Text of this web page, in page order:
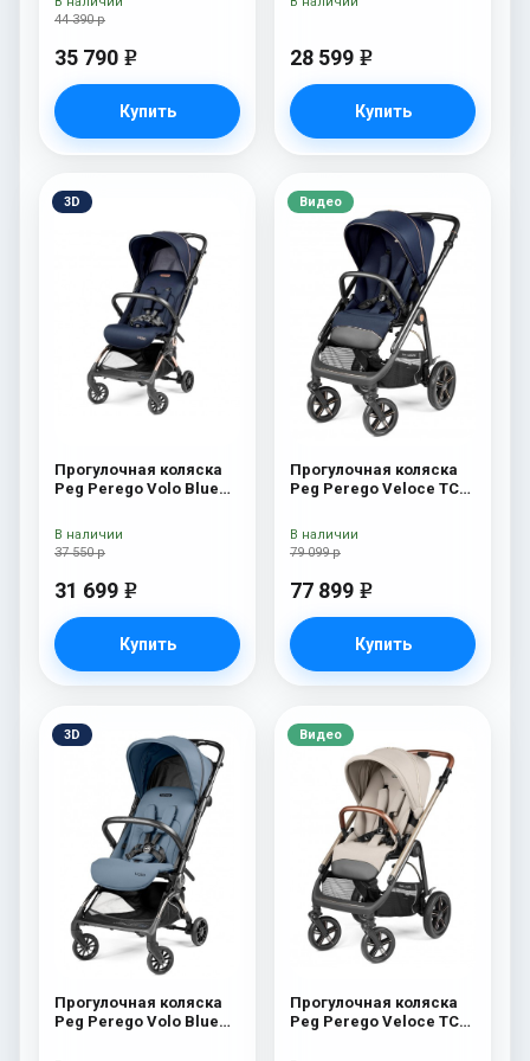
44 390 р
35 790 e
Купить
28 599 e
Купить
3D
Прогулочная коляска
Peg Perego Volo Blue
37 550 р
31 699 e
Купить
В наличии
Видео
Прогулочная коляска
Peg Perego Veloce TC
79 099 р
77 899 e
Купить
В наличии
3D
Прогулочная коляска
Peg Perego Volo Blue
Видео
Прогулочная коляска
Peg Perego Veloce TC